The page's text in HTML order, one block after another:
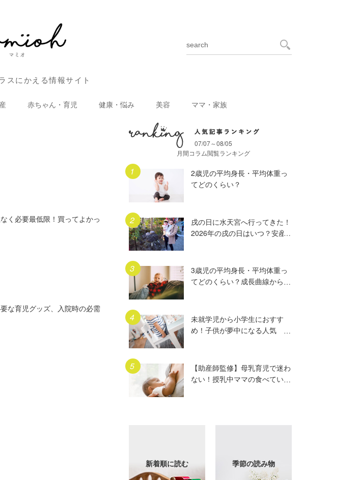
スにかえる情報サイト
赤ちゃん・育児 健康・悩み 美容 ママ・家族
く必要最低限！買ってよかっ
な育児グッズ、入院時の必需
月間人気記事ランキング
07/07～08/05
月間コラム閲覧ランキング
2歳児の平均身長・平均体重っ
てどのくらい？
戌の日に水天宮へ行ってきた！
2026年の戌の日はいつ？安産
写真で大公開。
3歳児の平均身長・平均体重っ
てどのくらい？成長曲線からは
未就学児から小学生におすす
め！子供が夢中になる人気
【助産師監修】母乳育児で迷わ
ない！授乳中ママの食べていい
新着順に読む 季節の読み物